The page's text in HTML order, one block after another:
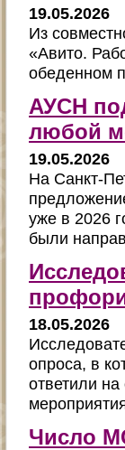
19.05.2026
Из
«Авито.
обеденном
АУСН
любой
19.05.2026
На Санкт-
уже в 2026
были
18.05.2026
опроса, в
ответили
Число